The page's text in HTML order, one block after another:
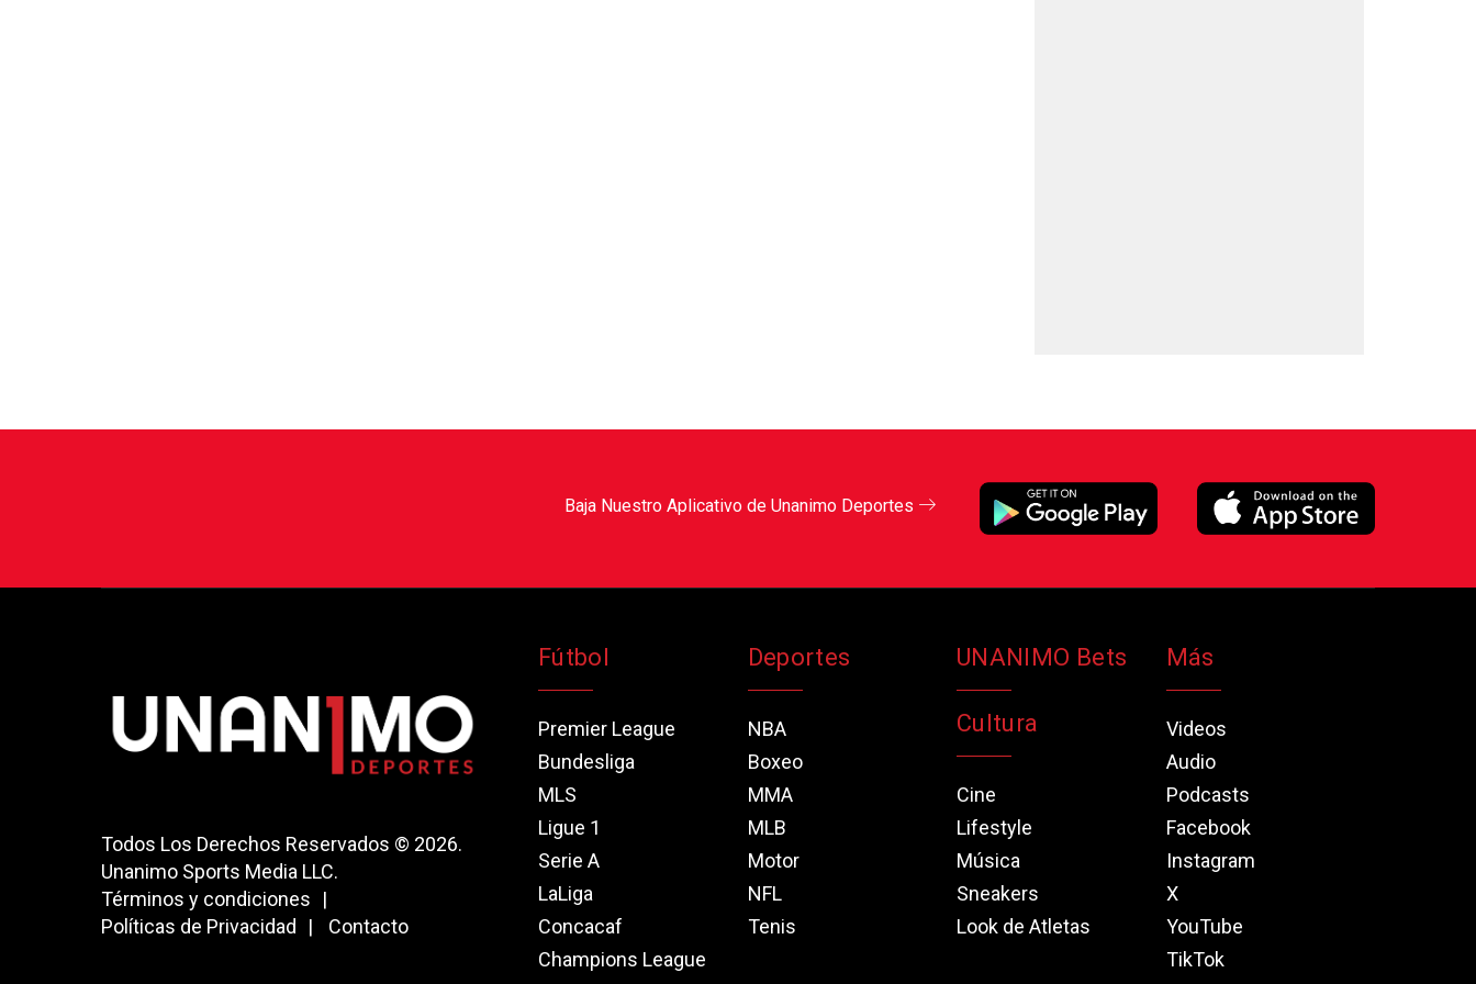
Baja Nuestro Aplicativo de Unanimo Deportes
Todos Los Derechos Reservados © 2026.
Unanimo Sports Media LLC.
Términos y condiciones
Políticas de Privacidad
Contacto
Fútbol
Premier League
Bundesliga
MLS
Ligue 1
Serie A
LaLiga
Concacaf
Champions League
Deportes
NBA
Boxeo
MMA
MLB
Motor
NFL
Tenis
UNANIMO Bets
Cultura
Cine
Lifestyle
Música
Sneakers
Look de Atletas
Más
Videos
Audio
Podcasts
Facebook
Instagram
X
YouTube
TikTok